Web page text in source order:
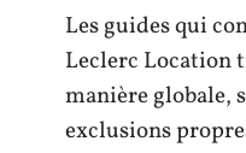
Les guides qui
Leclerc Location
manière globale,
exclusions